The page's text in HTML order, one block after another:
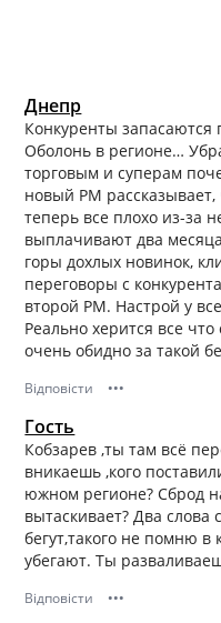
Днепр
Конкуренты запасаются
Оболонь в регионе…
торговым и суперам
новый РМ
теперь все плохо из-за
выплачивают два
горы дохлых новинок,
переговоры с
второй РМ. Настрой у
Реально херится все
очень обидно за такой
Відповісти •••
Гость
Кобзарев ,ты там всё
вникаешь ,кого
южном регионе? Сброд
вытаскивает? Два слова
бегут,такого не помню в
убегают. Ты
Відповісти •••